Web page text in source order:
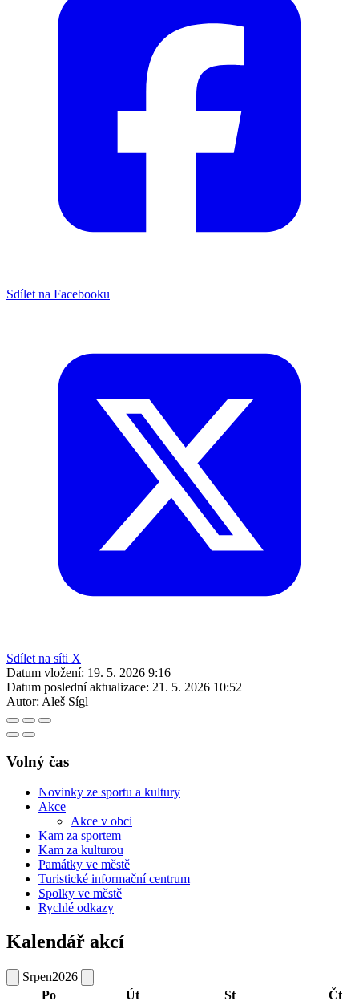
Sdílet na Facebooku
Sdílet na síti X
Datum vložení: 19. 5. 2026 9:16
Datum poslední aktualizace: 21. 5. 2026 10:52
Autor: Aleš Sígl
Volný čas
Novinky ze sportu a kultury
Akce
Akce v obci
Kam za sportem
Kam za kulturou
Památky ve městě
Turistické informační centrum
Spolky ve městě
Rychlé odkazy
Kalendář akcí
Srpen2026
Po
Út St Čt